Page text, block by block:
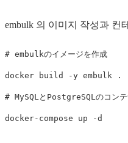
embulk 의 이미지 작성과 컨
# embulkのイメージを作成
docker build -y embulk .
# MySQLとPostgreSQLのコンテ
docker-compose up -d